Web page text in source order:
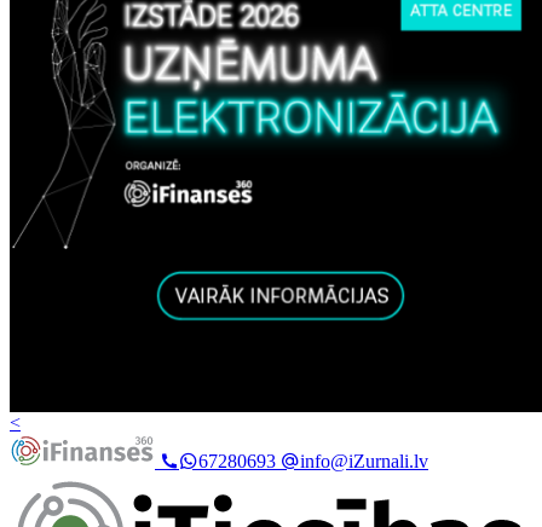
<
67280693
info@iZurnali.lv